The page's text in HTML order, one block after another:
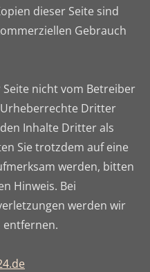
dieser Seite sind
Gebrauch
nicht vom Betreiber
Dritter
Inhalte Dritter als
Sie trotzdem auf eine
werden, bitten
Hinweis. Bei
werden wir
entfernen.